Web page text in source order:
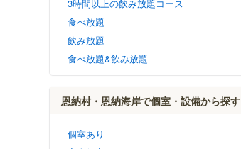
3時間以上の飲み放題コース
食べ放題
飲み放題
食べ放題&飲み放題
恩納村・恩納海岸で個室・設備から探す
個室あり